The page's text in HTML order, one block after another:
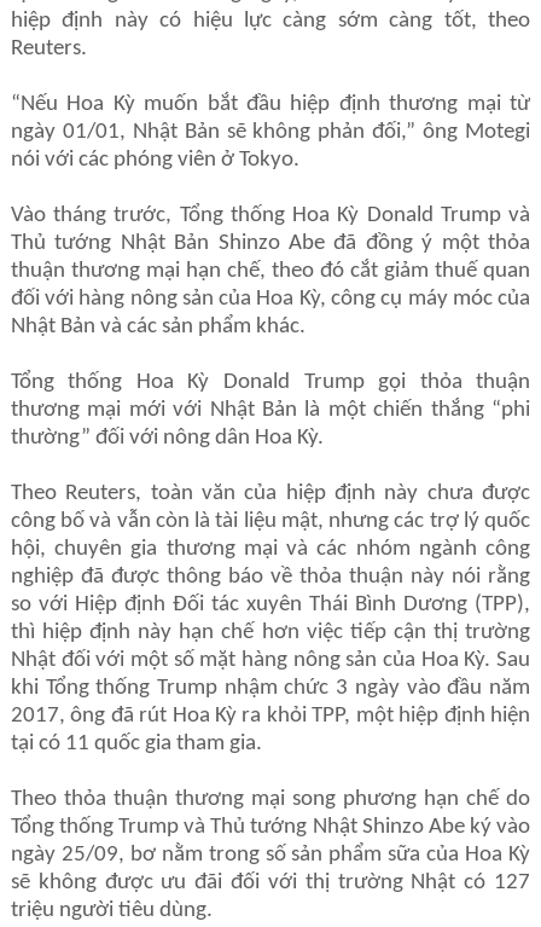
hiệp định này có hiệu lực càng sớm càng tốt, theo
Reuters.
“Nếu Hoa Kỳ muốn bắt đầu hiệp định thương mại từ
ngày 01/01, Nhật Bản sẽ không phản đối,” ông Motegi
nói với các phóng viên ở Tokyo.
Vào tháng trước, Tổng thống Hoa Kỳ Donald Trump và
Thủ tướng Nhật Bản Shinzo Abe đã đồng ý một thỏa
thuận thương mại hạn chế, theo đó cắt giảm thuế quan
đối với hàng nông sản của Hoa Kỳ, công cụ máy móc của
Nhật Bản và các sản phẩm khác.
Tổng thống Hoa Kỳ Donald Trump gọi thỏa thuận
thương mại mới với Nhật Bản là một chiến thắng “phi
thường” đối với nông dân Hoa Kỳ.
Theo Reuters, toàn văn của hiệp định này chưa được
công bố và vẫn còn là tài liệu mật, nhưng các trợ lý quốc
hội, chuyên gia thương mại và các nhóm ngành công
nghiệp đã được thông báo về thỏa thuận này nói rằng
so với Hiệp định Đối tác xuyên Thái Bình Dương (TPP),
thì hiệp định này hạn chế hơn việc tiếp cận thị trường
Nhật đối với một số mặt hàng nông sản của Hoa Kỳ. Sau
khi Tổng thống Trump nhậm chức 3 ngày vào đầu năm
2017, ông đã rút Hoa Kỳ ra khỏi TPP, một hiệp định hiện
tại có 11 quốc gia tham gia.
Theo thỏa thuận thương mại song phương hạn chế do
Tổng thống Trump và Thủ tướng Nhật Shinzo Abe ký vào
ngày 25/09, bơ nằm trong số sản phẩm sữa của Hoa Kỳ
sẽ không được ưu đãi đối với thị trường Nhật có 127
triệu người tiêu dùng.